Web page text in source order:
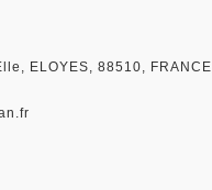
ELOYES, 88510, FRANCE